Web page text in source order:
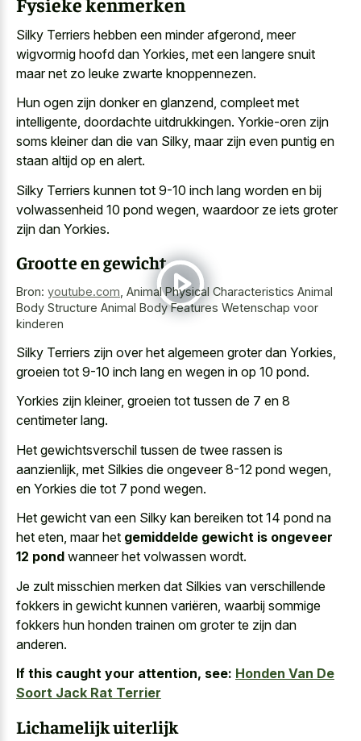
Silky Terriers hebben een minder afgerond, meer
wigvormig hoofd dan Yorkies, met een langere snuit
maar net zo leuke zwarte knoppennezen.
Hun ogen zijn donker en glanzend, compleet met
intelligente, doordachte uitdrukkingen. Yorkie-oren zijn
soms kleiner dan die van Silky, maar zijn even puntig en
staan altijd op en alert.
Silky Terriers kunnen tot 9-10 inch lang worden en bij
volwassenheid 10 pond wegen, waardoor ze iets groter
zijn dan Yorkies.
Grootte en gewicht
Bron: youtube.com, Animal Physical Characteristics Animal
Body Structure Animal Body Features Wetenschap voor
kinderen
Silky Terriers zijn over het algemeen groter dan Yorkies,
groeien tot 9-10 inch lang en wegen in op 10 pond.
Yorkies zijn kleiner, groeien tot tussen de 7 en 8
centimeter lang.
Het gewichtsverschil tussen de twee rassen is
aanzienlijk, met Silkies die ongeveer 8-12 pond wegen,
en Yorkies die tot 7 pond wegen.
Het gewicht van een Silky kan bereiken tot 14 pond na
het eten, maar het gemiddelde gewicht is ongeveer
12 pond wanneer het volwassen wordt.
Je zult misschien merken dat Silkies van verschillende
fokkers in gewicht kunnen variëren, waarbij sommige
fokkers hun honden trainen om groter te zijn dan
anderen.
If this caught your attention, see: Honden Van De
Soort Jack Rat Terrier
Lichamelijk uiterlijk